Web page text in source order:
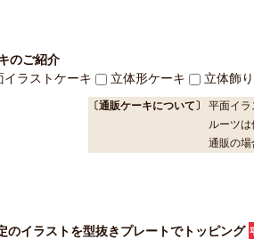
イラストケーキ 立体形ケーキ 立体飾
〔通販ケーキについて〕
平面イラ
ルーツ
通販の場
のイラストを型抜きプレートでトッピング